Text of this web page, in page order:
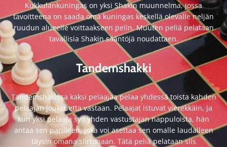
Kukkulankuningas on yksi Shakin muunnelma, jossa
tavoitteena on saada oma kuningas keskellä olevalle neljän
ruudun alueelle voittaakseen pelin. Muuten peliä pelataan
tavallisia Shakin sääntöjä noudattaen.
Tandemshakki
Tandemshakissa kaksi pelaajaa pelaa yhdessä toista kahden
pelaajan joukkuetta vastaan. Pelaajat istuvat vierekkäin, ja
kun yksi pelaaja syö yhden vastustajan nappuloista, hän
antaa sen parilleen, joka voi asettaa sen omalle laudalleen
täysin omana siirtonaan. Tätä peliä pelataan siis